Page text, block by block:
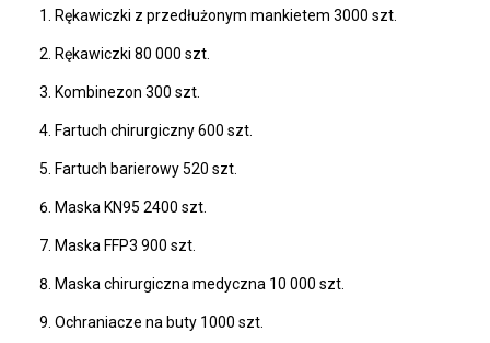
Rękawiczki z przedłużonym mankietem 3000 szt.
Rękawiczki 80 000 szt.
Kombinezon 300 szt.
Fartuch chirurgiczny 600 szt.
Fartuch barierowy 520 szt.
Maska KN95 2400 szt.
Maska FFP3 900 szt.
Maska chirurgiczna medyczna 10 000 szt.
Ochraniacze na buty 1000 szt.